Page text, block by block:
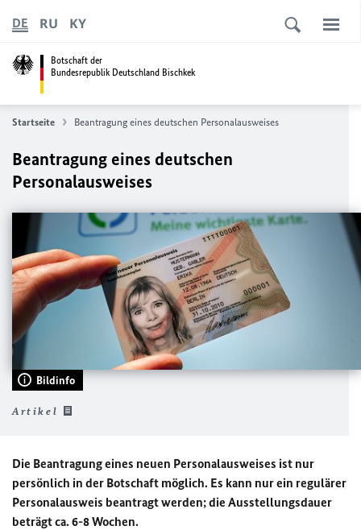
Botschaft der
Bundesrepublik Deutschland Bischkek
DE RU KY
Startseite Beantragung eines deutschen Personalausweises
Beantragung eines deutschen
Personalausweises
Bildinfo
Artikel
Die Beantragung eines neuen Personalausweises ist nur
persönlich in der Botschaft möglich. Es kann nur ein regulärer
Personalausweis beantragt werden; die Ausstellungsdauer
beträgt ca. 6-8 Wochen.